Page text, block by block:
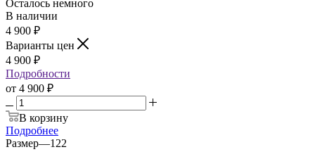
Осталось немного
В наличии
4 900 ₽
Варианты цен
4 900 ₽
Подробности
от 4 900 ₽
В корзину
Подробнее
Размер—122